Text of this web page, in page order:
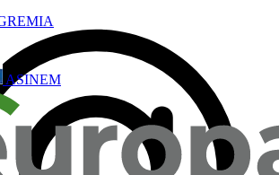
ASINEM